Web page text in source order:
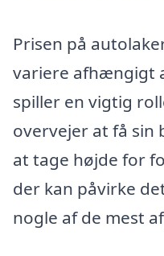
Prisen på
variere afhængigt
spiller en vigtig
overvejer at få sin
at tage højde for
der kan påvirke
nogle af de mest